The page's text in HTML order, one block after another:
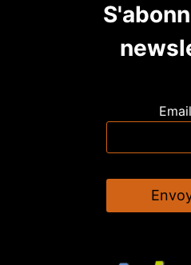
Email